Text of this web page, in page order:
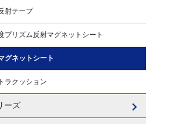
射テープ
プリズム反射マグネットシート
グネットシート
ラクッション
ーズ